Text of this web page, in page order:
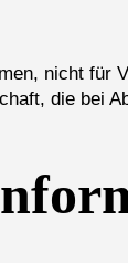
nicht für
die bei